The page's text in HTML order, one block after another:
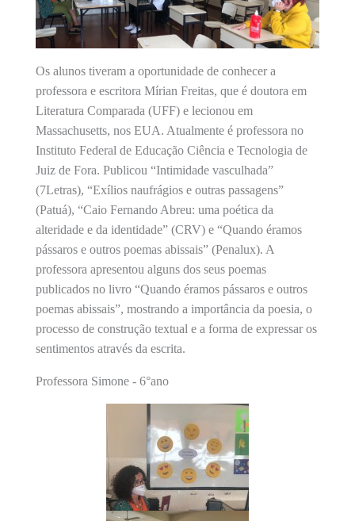
Os alunos tiveram a oportunidade de conhecer a
professora e escritora Mírian Freitas, que é doutora em
Literatura Comparada (UFF) e lecionou em
Massachusetts, nos EUA. Atualmente é professora no
Instituto Federal de Educação Ciência e Tecnologia de
Juiz de Fora. Publicou “Intimidade vasculhada”
(7Letras), “Exílios naufrágios e outras passagens”
(Patuá), “Caio Fernando Abreu: uma poética da
alteridade e da identidade” (CRV) e “Quando éramos
pássaros e outros poemas abissais” (Penalux). A
professora apresentou alguns dos seus poemas
publicados no livro “Quando éramos pássaros e outros
poemas abissais”, mostrando a importância da poesia, o
processo de construção textual e a forma de expressar os
sentimentos através da escrita.
Professora Simone - 6°ano